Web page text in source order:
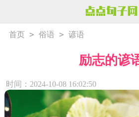
首页 > 俗语 > 谚语
励志的谚
时间：2024-10-08 16:02:50